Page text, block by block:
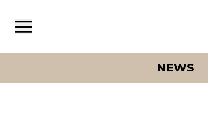
NEWS